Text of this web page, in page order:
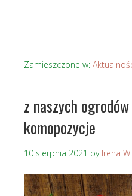
Zamieszczone w:
z naszych
komopozycje
10 sierpnia 2021 by Irena